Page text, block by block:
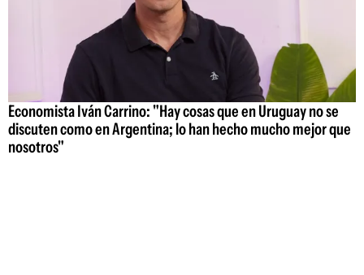
Economista Iván Carrino: "Hay cosas que en Uruguay no se
discuten como en Argentina; lo han hecho mucho mejor que
nosotros"